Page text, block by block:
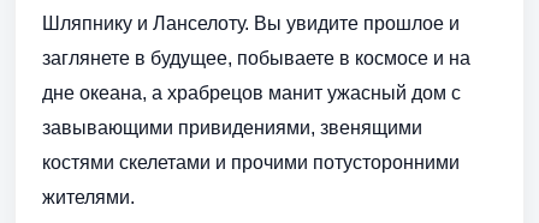
Шляпнику и Ланселоту. Вы увидите прошлое и
заглянете в будущее, побываете в космосе и на
дне океана, а храбрецов манит ужасный дом с
завывающими привидениями, звенящими
костями скелетами и прочими потусторонними
жителями.